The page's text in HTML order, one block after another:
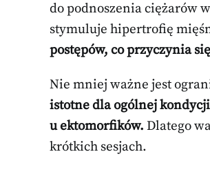
do podnoszenia ciężarów
stymuluje hipertrofię
postępów, co przyczynia
Nie mniej ważne jest
istotne dla ogólnej
u ektomorfików. Dlatego
krótkich sesjach.